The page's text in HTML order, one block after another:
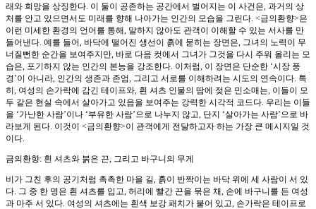
래와 희망을 상징한다. 이 둘이 공존하는 공간에서 벌어지는 이 사건은, 과거의 상
처를 안고 있으면서도 미래를 향해 나아가는 인간의 모습을 그린다. <금의환향>은
이런 미세한 환경의 언어를 통해, 말하지 않아도 관객이 이해할 수 있는 서사를 만
들어낸다. 예를 들어, 바닥에 떨어진 생선이 흙에 묻히는 장면은, 그녀의 노력이 무
너질뻔한 순간을 보여주지만, 바로 다음 컷에서 그녀가 그것을 다시 주워 올리는 모
습은, 포기하지 않는 인간의 본능을 강조한다. 이처럼, 이 장면은 단순한 ‘시장 풍
경’이 아니라, 인간의 생존과 존엄, 그리고 서로를 이해하려는 시도의 연속이다. 특
히, 여성의 손가락에 감긴 테이프와, 흰 셔츠 인물의 땀에 젖은 민소매는, 이들이 모
두 같은 현실 속에서 살아가고 있음을 보여주는 강력한 시각적 코드다. 우리는 이들
을 ‘가난한 사람’이나 ‘부유한 사람’으로 나누지 않고, 단지 ‘살아가는 사람’으로 바
라보게 된다. 이것이 <금의환향>이 관객에게 전달하고자 하는 가장 큰 메시지일 것
이다.
금의환향: 흰 셔츠와 붉은 끈, 그리고 바구니의 무게
비가 그친 후의 공기처럼 촉촉한 마을 길, 흙이 반짝이는 바닥 위에 세 사람이 서 있
다. 그 중 한 명은 흰 셔츠를 입고, 허리에 빨간 끈을 묶은 채, 손에 바구니를 든 여성
과 마주 서 있다. 여성의 셔츠에는 흰색 보강 패치가 붙어 있고, 손가락은 테이프로